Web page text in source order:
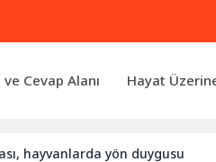
ve Cevap Alanı Hayat
yön duygusu